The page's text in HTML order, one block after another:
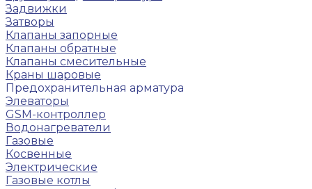
Задвижки
Затворы
Клапаны запорные
Клапаны обратные
Клапаны смесительные
Краны шаровые
Предохранительная арматура
Элеваторы
GSM-контроллер
Водонагреватели
Газовые
Косвенные
Электрические
Газовые котлы